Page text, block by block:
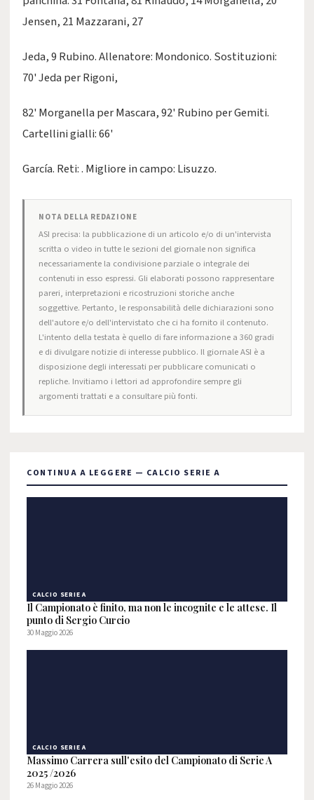
Jensen, 21 Mazzarani, 27
Jeda, 9 Rubino. Allenatore: Mondonico. Sostituzioni:
70' Jeda per Rigoni,
82' Morganella per Mascara, 92' Rubino per Gemiti.
Cartellini gialli: 66'
García. Reti: . Migliore in campo: Lisuzzo.
NOTA DELLA REDAZIONE
ASI precisa: la pubblicazione di un articolo e/o di un'intervista
scritta o video in tutte le sezioni del giornale non significa
necessariamente la condivisione parziale o integrale dei
contenuti in esso espressi. Gli elaborati possono rappresentare
pareri, interpretazioni e ricostruzioni storiche anche
soggettive. Pertanto, le responsabilità delle dichiarazioni sono
dell'autore e/o dell'intervistato che ci ha fornito il contenuto.
L'intento della testata è quello di fare informazione a 360 gradi
e di divulgare notizie di interesse pubblico. Il giornale ASI è a
disposizione degli interessati per pubblicare comunicati o
repliche. Invitiamo i lettori ad approfondire sempre gli
argomenti trattati e a consultare più fonti.
CONTINUA A LEGGERE — CALCIO SERIE A
CALCIO SERIE A
Il Campionato è finito, ma non le incognite e le attese. Il
punto di Sergio Curcio
30 Maggio 2026
CALCIO SERIE A
Massimo Carrera sull'esito del Campionato di Serie A
2025 /2026
26 Maggio 2026